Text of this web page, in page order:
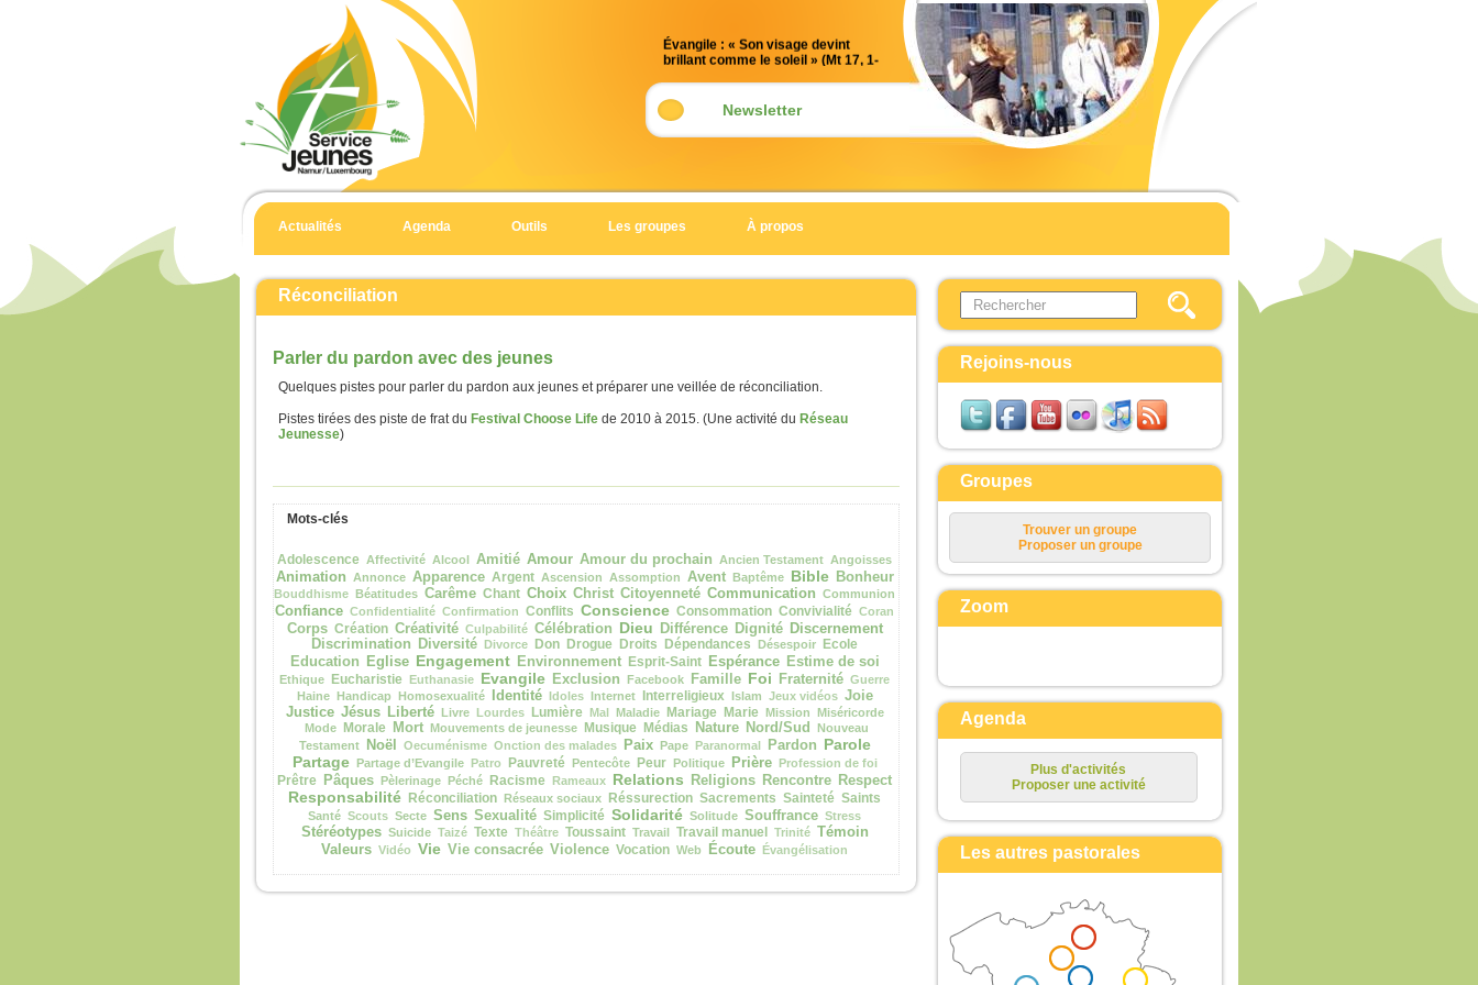
Évangile : « Son visage devint
brillant comme le soleil » (Mt 17, 1-
Acclamation : (Mt 17, 5)
en qui je trouve ma joie :
Alléluia.
haute montagne.
soleil,
et ses vêtements, blancs comme la
Voici que leur apparurent Moïse et
Élie,
qui s’entretenaient avec lui.
Pierre alors prit la parole et dit à
Jésus :
« Seigneur, il est bon que nous
soyons ici !
Si tu le veux,
je vais dresser ici trois tentes,
une pour toi, une pour Moïse, et une
pour Élie. »
Il parlait encore,
lorsqu’une nuée lumineuse les
couvrit de son ombre,
et voici que, de la nuée, une voix
Newsletter
Actualités Agenda Outils Les groupes À propos
Réconciliation
Parler du pardon avec des jeunes
Quelques pistes pour parler du pardon aux jeunes et préparer une veillée de réconciliation.
Pistes tirées des piste de frat du Festival Choose Life de 2010 à 2015. (Une activité du Réseau
Jeunesse)
Mots-clés
Adolescence Affectivité Alcool Amitié Amour Amour du prochain Ancien Testament Angoisses
Animation Annonce Apparence Argent Ascension Assomption Avent Baptême Bible Bonheur
Bouddhisme Béatitudes Carême Chant Choix Christ Citoyenneté Communication Communion
Confiance Confidentialité Confirmation Conflits Conscience Consommation Convivialité Coran
Corps Création Créativité Culpabilité Célébration Dieu Différence Dignité Discernement
Discrimination Diversité Divorce Don Drogue Droits Dépendances Désespoir
Ecole
Education
Eglise Engagement Environnement Esprit-Saint Espérance Estime de soi
Ethique Eucharistie Euthanasie Evangile Exclusion Facebook Famille Foi Fraternité Guerre
Haine Handicap Homosexualité Identité Idoles Internet Interreligieux Islam Jeux vidéos Joie
Justice Jésus Liberté Livre Lourdes Lumière Mal Maladie Mariage Marie Mission Miséricorde
Mode
Morale Mort Mouvements de jeunesse Musique Médias Nature Nord/Sud
Nouveau
Testament
Noël Oecuménisme Onction des malades Paix Pape Paranormal Pardon Parole
Partage Partage d’Evangile Patro Pauvreté Pentecôte Peur Politique Prière Profession de foi
Prêtre Pâques Pèlerinage Péché Racisme Rameaux Relations Religions Rencontre Respect
Responsabilité Réconciliation Réseaux sociaux Réssurection Sacrements Sainteté Saints
Santé Scouts Secte Sens Sexualité Simplicité Solidarité Solitude Souffrance Stress
Stéréotypes Suicide Taizé Texte Théâtre Toussaint Travail Travail manuel Trinité Témoin
Valeurs Vidéo Vie Vie consacrée Violence Vocation Web Écoute Évangélisation
Formulaire de recherche
Search this site
Rejoins-nous
Groupes
Trouver un groupe
Proposer un groupe
Zoom
Agenda
Plus d'activités
Proposer une activité
Les autres pastorales